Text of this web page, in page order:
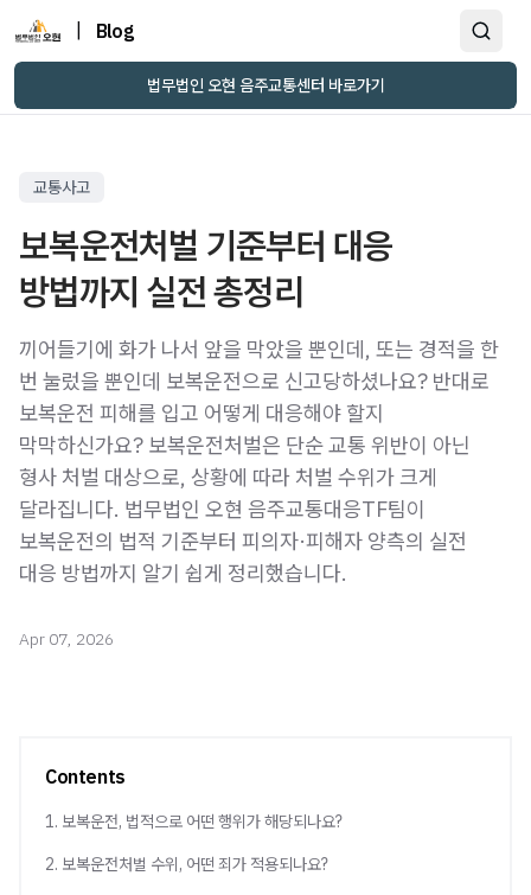
Blog
법무법인 오현 음주교통센터 바로가기
교통사고
보복운전처벌 기준부터 대응
방법까지 실전 총정리
끼어들기에 화가 나서 앞을 막았을 뿐인데, 또는 경적을 한
번 눌렀을 뿐인데 보복운전으로 신고당하셨나요? 반대로
보복운전 피해를 입고 어떻게 대응해야 할지
막막하신가요? 보복운전처벌은 단순 교통 위반이 아닌
형사 처벌 대상으로, 상황에 따라 처벌 수위가 크게
달라집니다. 법무법인 오현 음주교통대응TF팀이
보복운전의 법적 기준부터 피의자·피해자 양측의 실전
대응 방법까지 알기 쉽게 정리했습니다.
Apr 07, 2026
Contents
1. 보복운전, 법적으로 어떤 행위가 해당되나요?
2. 보복운전처벌 수위, 어떤 죄가 적용되나요?